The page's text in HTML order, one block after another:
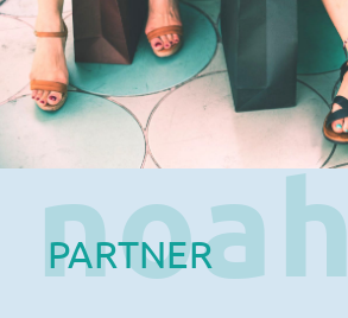
noah
PARTNER